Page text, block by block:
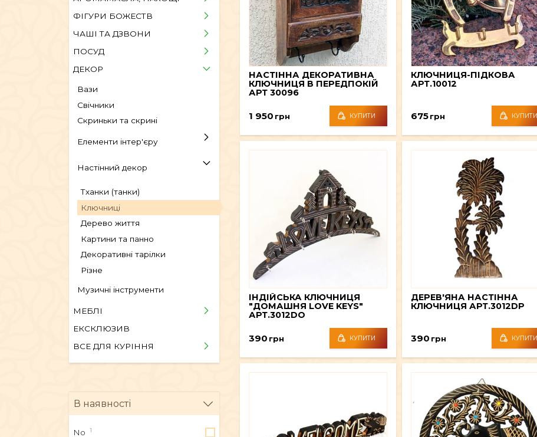
ЕКСКЛЮЗИВ ВСЕ ДЛЯ КУРІННЯ
ФІГУРИ БОЖЕСТВ
ЧАШІ ТА ДЗВОНИ
ПОСУД
ДЕКОР
Вази
Свічники
Скриньки та скрині
Елементи інтер'єру
Настінний декор
Тханки (танки)
Ключниці
Дерево життя
Картини та панно
Декоративні тарілки
Різне
Музичні інструменти
МЕБЛІ
ЕКСКЛЮЗИВ
ВСЕ ДЛЯ КУРІННЯ
В наявності
No 1
НАСТІННА ДЕКОРАТИВНА
КЛЮЧНИЦЯ В ПЕРЕДПОКІЙ
АРТ 30096
1 950 грн КУПИТИ
КЛЮЧНИЦЯ-ПІДКОВА
АРТ.10012
675грн КУПИТИ
ІНДІЙСЬКА КЛЮЧНИЦЯ
"ДОМАШНЯ LOVE KEYS"
АРТ.3012DO
390 грн КУПИТИ
ДЕРЕВ'ЯНА НАСТІННА
КЛЮЧНИЦЯ АРТ.3012DP
390 грн КУПИТИ